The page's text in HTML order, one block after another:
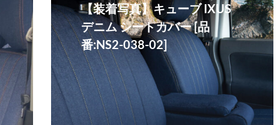
【装着写真】キューブ IXUS
デニム シートカバー [品
番:NS2-038-02]